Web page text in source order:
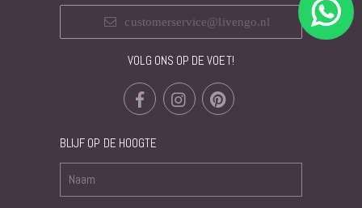
customerservice@livengo.nl
VOLG ONS OP DE VOET!
BLIJF OP DE HOOGTE